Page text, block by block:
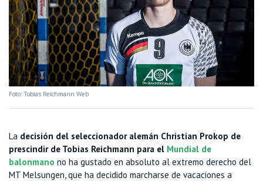
Foto: Tobias Reichmann Web
La decisión del seleccionador alemán Christian Prokop de
prescindir de Tobias Reichmann para el Mundial de
balonmano no ha gustado en absoluto al extremo derecho del
MT Melsungen, que ha decidido marcharse de vacaciones a